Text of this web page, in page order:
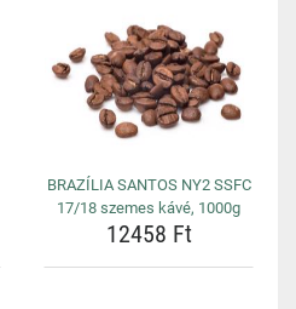
BRAZÍLIA SANTOS NY2 SSFC
17/18 szemes kávé, 1000g
12458 Ft